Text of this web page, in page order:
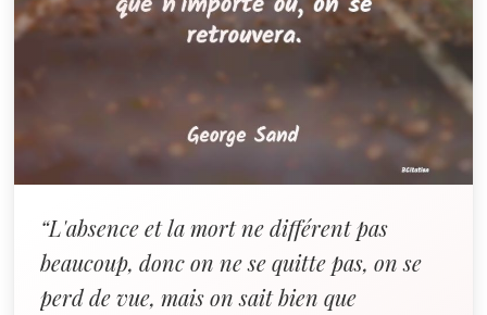
“L'absence et la mort ne différent pas
beaucoup, donc on ne se quitte pas, on se
perd de vue, mais on sait bien que